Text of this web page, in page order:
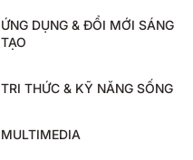
ỨNG DỤNG & ĐỔI MỚI SÁNG
TẠO
TRI THỨC & KỸ NĂNG SỐNG
MULTIMEDIA